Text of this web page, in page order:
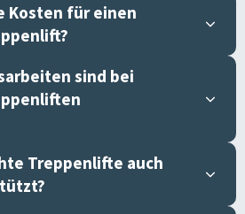
Kosten für einen
sind bei
Treppenlifte auch